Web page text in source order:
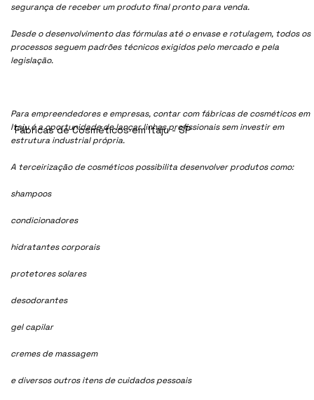
segurança de receber um produto final pronto para venda.
Desde o desenvolvimento das fórmulas até o envase e rotulagem, todos os
processos seguem padrões técnicos exigidos pelo mercado e pela
legislação.
Para empreendedores e empresas, contar com fábricas de cosméticos em
Itaju é a oportunidade de lançar linhas profissionais sem investir em
estrutura industrial própria.
A terceirização de cosméticos possibilita desenvolver produtos como:
shampoos
condicionadores
hidratantes corporais
protetores solares
desodorantes
gel capilar
cremes de massagem
e diversos outros itens de cuidados pessoais
Fábricas de Cosméticos em Itaju - SP